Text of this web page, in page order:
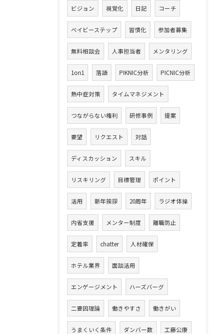
ビジョン 視覚化 日記 コーチ
ベイビーステップ 習慣化 参加者募集
無料相談会 人事担当者 メンタリング
1on1 落語 PIKNIC分析 PICNIC分析
熱中症対策 タイムマネジメント
つながらない権利 研修事例 提案
要望 リクエスト 対話
ディスカッション スキル
リスキリング 目標管理 ポイント
活用 新年挨拶 20周年 ラジオ体操
内省支援 メンター制度 離職防止
定着率 chatter 人材確保
ホテル業界 面談活用
エンゲージメント ハーズバーグ
二要因理論 働きやすさ 働きがい
うまくいく条件 ダンバー数 工藤公康